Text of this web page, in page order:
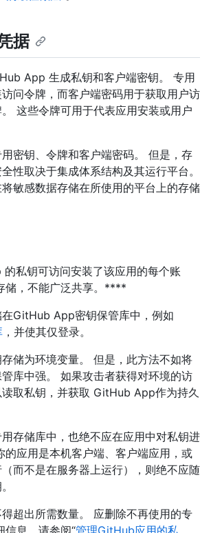
据
App 生成私钥和客户端密钥。 专用
问令牌，而客户端密码用于获取用户访
这些令牌可用于代表应用安装或用户
密钥、令牌和客户端密码。 但是，存
性取决于集成体系结构及其运行平台。
敏感数据存储在所使用的平台上的存储
私钥可访问安装了该应用的每个账
储，不能广泛共享。****
GitHub App密钥保管库中，例如
，并使其仅登录。
储为环境变量。 但是，此方法不如将
库中强。 如果攻击者获得对环境的访
取私钥，并获取 GitHub App作为持久
存储库中，也绝不应在应用中对私钥进
的应用是本机客户端、客户端应用，或
而不是在服务器上运行），则绝不应随
超出所需数量。 应删除不再使用的专
信息，请参阅“管理GitHub应用的私